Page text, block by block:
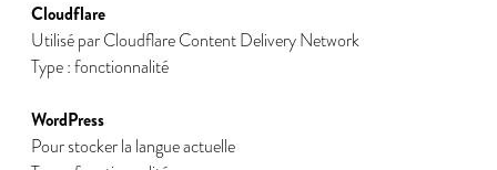
Cloudflare
Utilisé par Cloudflare Content Delivery Network
Type : fonctionnalité
WordPress
Pour stocker la langue actuelle